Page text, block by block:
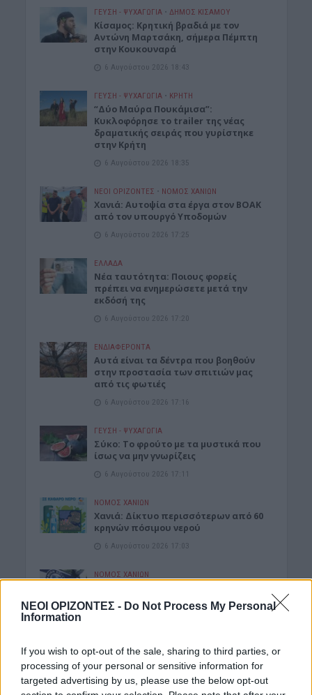
ΝΕΟΙ ΟΡΙΖΟΝΤΕΣ - Do Not Process My Personal
Information
If you wish to opt-out of the sale, sharing to third parties, or
processing of your personal or sensitive information for
targeted advertising by us, please use the below opt-out
ΓΕΎΣΗ - ΨΥΧΑΓΩΓΊΑ • ΔΉΜΟΣ ΚΙΣΆΜΟΥ
Kίσαμος: Κρητική βραδιά με τον
Αντώνη Μαρτσάκη, σήμερα Πέμπτη
στην Κουκουναρά
6 Αυγούστου 2026 18:43
ΓΕΎΣΗ - ΨΥΧΑΓΩΓΊΑ • ΚΡΗΤΗ
“Δύο Μαύρα Πουκάμισα”:
Κυκλοφόρησε το trailer της νέας
δραματικής σειράς που γυρίστηκε
στην Κρήτη
6 Αυγούστου 2026 18:35
ΝΕΟΙ ΟΡΙΖΟΝΤΕΣ • ΝΟΜΌΣ ΧΑΝΊΩΝ
Χανιά: Αυτοψία στα έργα στον ΒΟΑΚ
από τον υπουργό Υποδομών
6 Αυγούστου 2026 17:25
ΕΛΛΑΔΑ
Νέα ταυτότητα: Ποιους φορείς
πρέπει να ενημερώσετε μετά την
εκδόσή της
6 Αυγούστου 2026 17:20
ΕΝΔΙΑΦΕΡΟΝΤΑ
Αυτά είναι τα δέντρα που βοηθούν
στην προστασία των σπιτιών μας
από τις φωτιές
6 Αυγούστου 2026 17:16
ΓΕΎΣΗ - ΨΥΧΑΓΩΓΊΑ
Σύκο: Το φρούτο με τα μυστικά που
ίσως να μην γνωρίζεις
6 Αυγούστου 2026 17:11
ΝΟΜΌΣ ΧΑΝΊΩΝ
Xανιά: Δίκτυο περισσότερων από 60
κρηνών πόσιμου νερού
6 Αυγούστου 2026 17:03
ΝΟΜΌΣ ΧΑΝΊΩΝ
μεταφέρθηκε στο Αστυνομικό Τμήμα
και λίγες ημέρες μετά βρέθηκε νεκρή
ΝΕΟΙ ΟΡΙΖΟΝΤΕΣ
Κτηματολόγιο: Ποιοι μπορούν να
δηλώσουν το ακίνητό τους και μετά